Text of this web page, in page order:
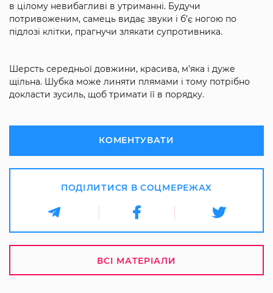
в цілому невибагливі в утриманні. Будучи
потривоженим, самець видає звуки і б’є ногою по
підлозі клітки, прагнучи злякати супротивника.
Шерсть середньої довжини, красива, м’яка і дуже
щільна. Шубка може линяти плямами і тому потрібно
докласти зусиль, щоб тримати її в порядку.
КОМЕНТУВАТИ
ПОДІЛИТИСЯ В СОЦМЕРЕЖАХ
ВСІ МАТЕРІАЛИ